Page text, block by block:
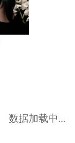
数据加载中...